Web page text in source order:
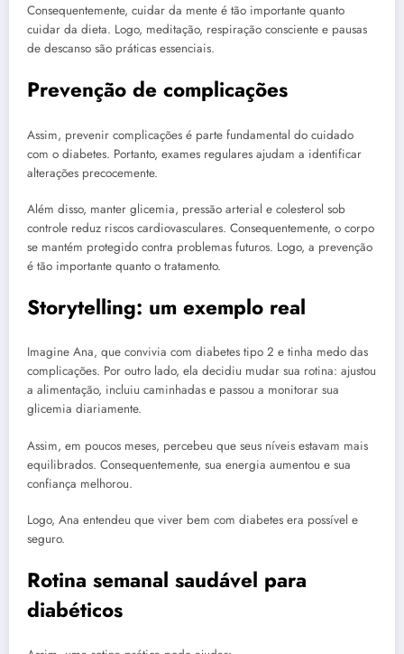
Consequentemente, cuidar da mente é tão importante quanto
cuidar da dieta. Logo, meditação, respiração consciente e pausas
de descanso são práticas essenciais.
Prevenção de complicações
Assim, prevenir complicações é parte fundamental do cuidado
com o diabetes. Portanto, exames regulares ajudam a identificar
alterações precocemente.
Além disso, manter glicemia, pressão arterial e colesterol sob
controle reduz riscos cardiovasculares. Consequentemente, o corpo
se mantém protegido contra problemas futuros. Logo, a prevenção
é tão importante quanto o tratamento.
Storytelling: um exemplo real
Imagine Ana, que convivia com diabetes tipo 2 e tinha medo das
complicações. Por outro lado, ela decidiu mudar sua rotina: ajustou
a alimentação, incluiu caminhadas e passou a monitorar sua
glicemia diariamente.
Assim, em poucos meses, percebeu que seus níveis estavam mais
equilibrados. Consequentemente, sua energia aumentou e sua
confiança melhorou.
Logo, Ana entendeu que viver bem com diabetes era possível e
seguro.
Rotina semanal saudável para
diabéticos